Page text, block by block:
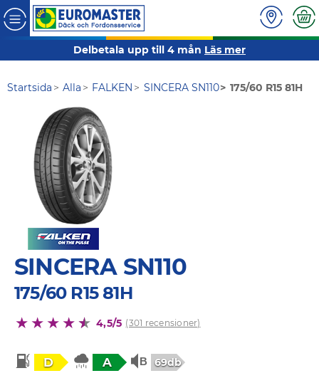
Delbetala upp till 4 mån Läs mer
Startsida Alla FALKEN SINCERA SN110 175/60 R15 81H
SINCERA SN110
175/60 R15 81H
4,5/5 (301 recensioner)
D A 69db